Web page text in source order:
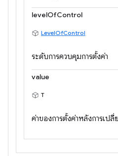
levelOfControl
LevelOfControl
ระดับการควบคุมการตั้งค่า
value
T
ค่าของการตั้งค่าหลังการเป